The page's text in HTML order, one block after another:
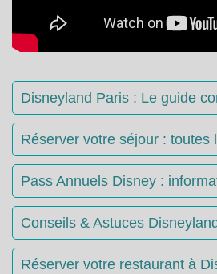
Disneyland Paris : Le guide
Réserver votre séjour : toutes
Pass Annuels Disney :
Conseils & Astuces
Réserver votre restaurant à